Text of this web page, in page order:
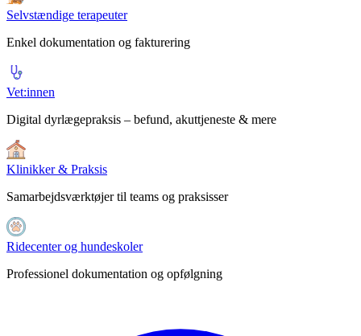
Selvstændige terapeuter
Enkel dokumentation og fakturering
Vet:innen
Digital dyrlægepraksis – befund, akuttjeneste & mere
Klinikker & Praksis
Samarbejdsværktøjer til teams og praksisser
Ridecenter og hundeskoler
Professionel dokumentation og opfølgning